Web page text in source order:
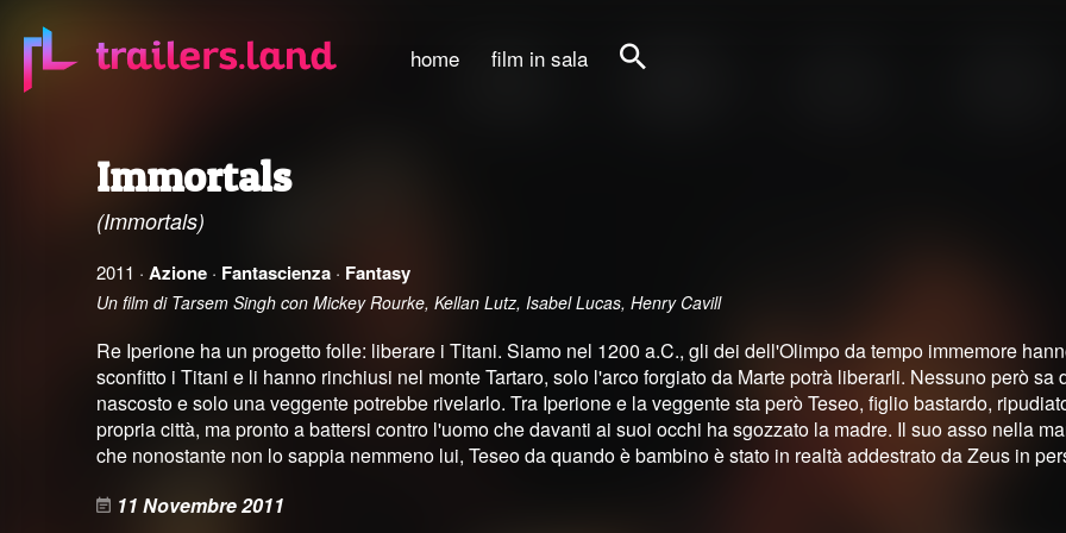
home film in sala
Immortals
(Immortals)
2011 · Azione· Fantascienza· Fantasy
Un film di Tarsem Singh con Mickey Rourke, Kellan Lutz, Isabel Lucas, Henry Cavill
Re Iperione ha un progetto folle: liberare i Titani. Siamo nel 1200 a.C., gli dei dell'Olimpo da tempo immemore
sconfitto i Titani e li hanno rinchiusi nel monte Tartaro, solo l'arco forgiato da Marte potrà liberarli. Nessuno però sa
nascosto e solo una veggente potrebbe rivelarlo. Tra Iperione e la veggente sta però Teseo, figlio bastardo,
propria città, ma pronto a battersi contro l'uomo che davanti ai suoi occhi ha sgozzato la madre. Il suo asso nella
che nonostante non lo sappia nemmeno lui, Teseo da quando è bambino è stato in realtà addestrato da Zeus in
11 Novembre 2011